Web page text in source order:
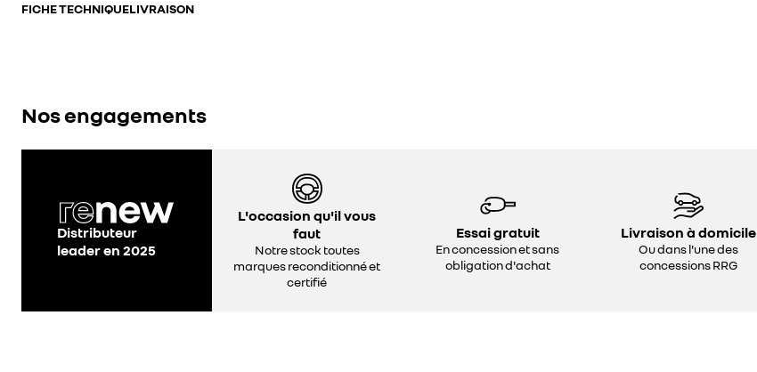
FICHE TECHNIQUELIVRAISON
Nos engagements
Distributeur
leader en 2025
L'occasion qu'il vous
faut
Notre stock toutes
marques reconditionné et
certifié
Essai gratuit
En concession et sans
obligation d'achat
Livraison à domicile
Ou dans l'une des
concessions RRG